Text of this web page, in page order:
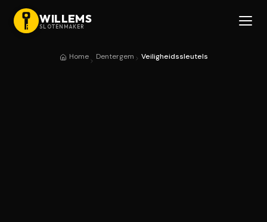
WILLEMS
SLOTENMAKER
Home Dentergem Veiligheidssleutels